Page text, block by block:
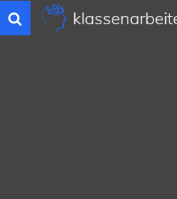
Toggle
navigation